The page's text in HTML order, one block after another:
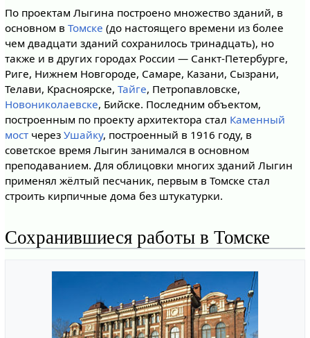
По проектам Лыгина построено множество зданий, в
основном в Томске (до настоящего времени из более
чем двадцати зданий сохранилось тринадцать), но
также и в других городах России — Санкт-Петербурге,
Риге, Нижнем Новгороде, Самаре, Казани, Сызрани,
Телави, Красноярске, Тайге, Петропавловске,
Новониколаевске, Бийске. Последним объектом,
построенным по проекту архитектора стал Каменный
мостчерез Ушайку, построенный в 1916 году, в
советское время Лыгин занимался в основном
преподаванием. Для облицовки многих зданий Лыгин
применял жёлтый песчаник, первым в Томске стал
строить кирпичные дома без штукатурки.
Сохранившиеся работы в Томске